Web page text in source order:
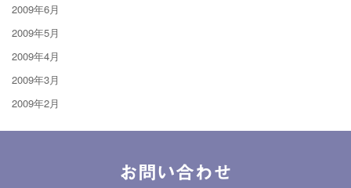
2009年6月
2009年5月
2009年4月
2009年3月
2009年2月
お問い合わせ